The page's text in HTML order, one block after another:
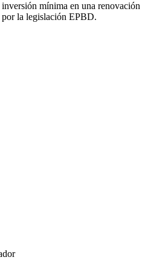
mínima en una renovación
por la legislación EPBD.